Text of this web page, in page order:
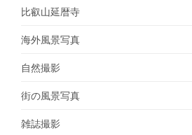
比叡山延暦寺
海外風景写真
自然撮影
街の風景写真
雑誌撮影